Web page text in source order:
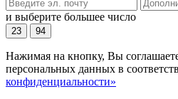
и выберите большее число
23 94
Нажимая на кнопку, Вы
персональных данных в
конфиденциальности»